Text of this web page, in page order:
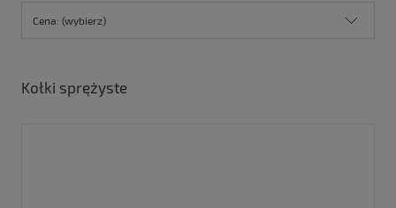
Cena: (wybierz)
Kołki sprężyste